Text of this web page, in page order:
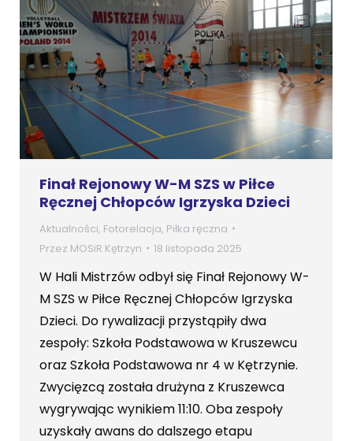
Finał Rejonowy W-M SZS w Piłce
Ręcznej Chłopców Igrzyska Dzieci
Aktualności, Fotorelacja, Piłka ręczna
Przez MOSiR Kętrzyn 18 listopada 2025
W Hali Mistrzów odbył się Finał Rejonowy W-
M SZS w Piłce Ręcznej Chłopców Igrzyska
Dzieci. Do rywalizacji przystąpiły dwa
zespoły: Szkoła Podstawowa w Kruszewcu
oraz Szkoła Podstawowa nr 4 w Kętrzynie.
Zwycięzcą została drużyna z Kruszewca
wygrywając wynikiem 11:10. Oba zespoły
uzyskały awans do dalszego etapu